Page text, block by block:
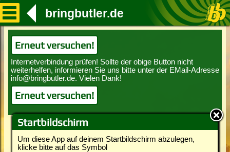
Startbildschirm
Um diese App auf deinem Startbildschirm abzulegen,
klicke bitte auf das Symbol
bringbutler.de
Erneut versuchen!
Erneut versuchen!